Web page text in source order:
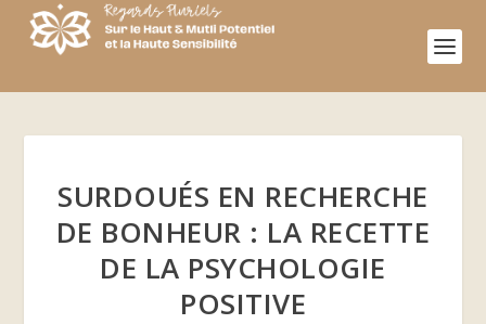
SURDOUÉS EN RECHERCHE
DE BONHEUR : LA RECETTE
DE LA PSYCHOLOGIE
POSITIVE